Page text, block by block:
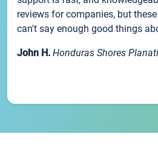
reviews for companies, but
can't say enough good things
John H. Honduras Shores